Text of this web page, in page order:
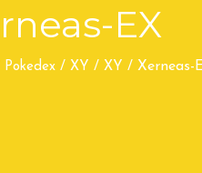
EX
Pokedex / XY / XY / Xerneas-